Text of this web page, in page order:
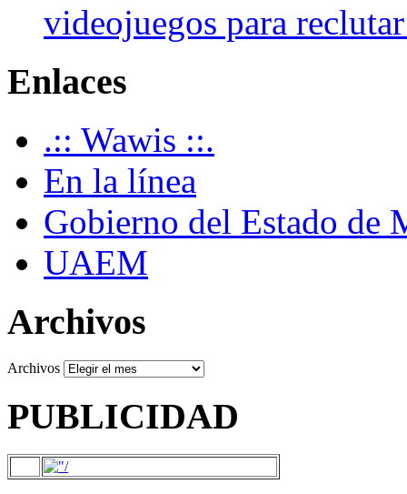
videojuegos para
Enlaces
.:: Wawis ::.
En la línea
Gobierno del Estado de
UAEM
Archivos
Archivos
PUBLICIDAD